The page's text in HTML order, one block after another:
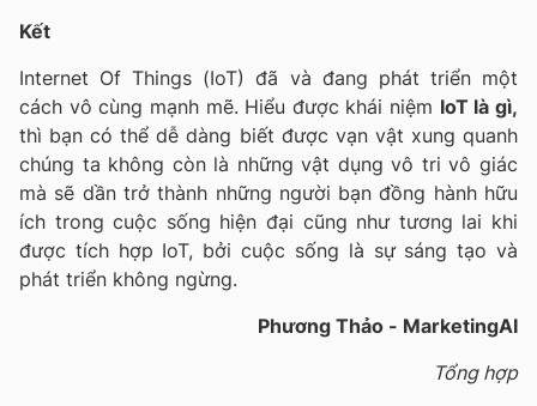
Kết
Internet Of Things (IoT) đã và đang phát triển một
cách vô cùng mạnh mẽ. Hiểu được khái niệm IoT là gì,
thì bạn có thể dễ dàng biết được vạn vật xung quanh
chúng ta không còn là những vật dụng vô tri vô giác
mà sẽ dần trở thành những người bạn đồng hành hữu
ích trong cuộc sống hiện đại cũng như tương lai khi
được tích hợp IoT, bởi cuộc sống là sự sáng tạo và
phát triển không ngừng.
Phương Thảo - MarketingAI
Tổng hợp